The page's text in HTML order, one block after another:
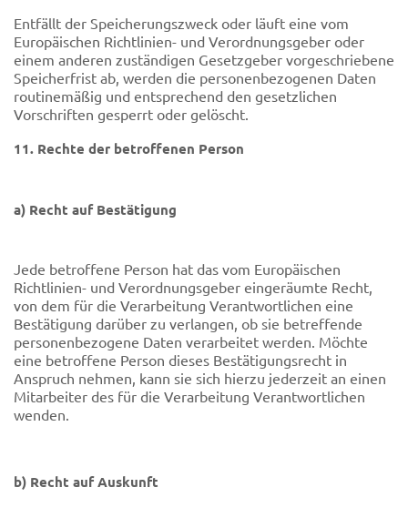
Entfällt der Speicherungszweck oder läuft eine vom
Europäischen Richtlinien- und Verordnungsgeber oder
einem anderen zuständigen Gesetzgeber vorgeschriebene
Speicherfrist ab, werden die personenbezogenen Daten
routinemäßig und entsprechend den gesetzlichen
Vorschriften gesperrt oder gelöscht.
11. Rechte der betroffenen Person
a) Recht auf Bestätigung
Jede betroffene Person hat das vom Europäischen
Richtlinien- und Verordnungsgeber eingeräumte Recht,
von dem für die Verarbeitung Verantwortlichen eine
Bestätigung darüber zu verlangen, ob sie betreffende
personenbezogene Daten verarbeitet werden. Möchte
eine betroffene Person dieses Bestätigungsrecht in
Anspruch nehmen, kann sie sich hierzu jederzeit an einen
Mitarbeiter des für die Verarbeitung Verantwortlichen
wenden.
b) Recht auf Auskunft